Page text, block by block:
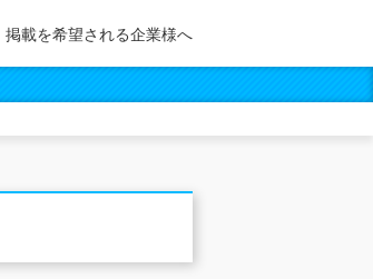
掲載を希望される企業様へ